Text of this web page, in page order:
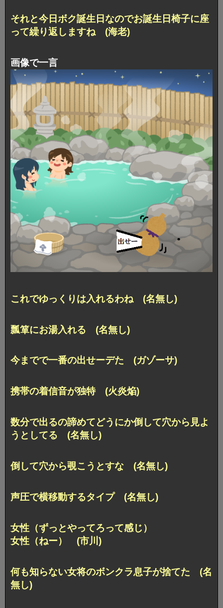
それと今日ボク誕生日なのでお誕生日椅子に座
って繰り返しますね (海老)
画像で一言
これでゆっくりは入れるわね (名無し)
瓢箪にお湯入れる (名無し)
今までで一番の出せーデた (ガゾーサ)
携帯の着信音が独特 (火炎焔)
数分で出るの諦めてどうにか倒して穴から見よ
うとしてる (名無し)
倒して穴から覗こうとすな (名無し)
声圧で横移動するタイプ (名無し)
女性（ずっとやってろって感じ）
女性（ねー） (市川)
何も知らない女将のボンクラ息子が捨てた (名
無し)